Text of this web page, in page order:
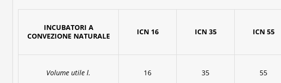
INCUBATORI A
CONVEZIONE NATURALE
ICN 16 ICN 35 ICN 55
Volume utile l. 16 35 55